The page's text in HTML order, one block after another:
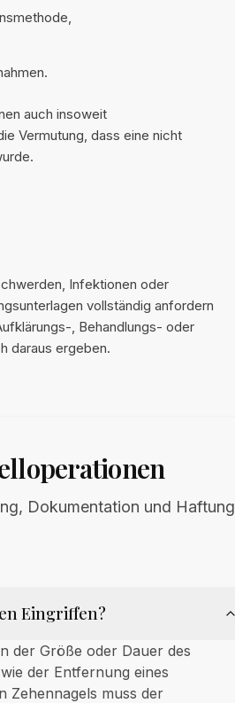
auch insoweit
Vermutung, dass eine nicht
Infektionen oder
vollständig anfordern
, Behandlungs- oder
daraus ergeben.
Dokumentation und Haftung
Eingriffen?
der Größe oder Dauer des
der Entfernung eines
Zehennagels muss der